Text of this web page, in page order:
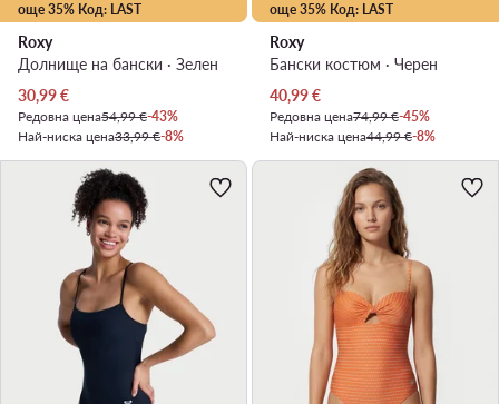
още 35% Код: LAST
Roxy
Долнище на бански · Зелен
Актуална цена
30,99€
Редовна цена54,99 €-43%
Най-ниска цена33,99 €-8%
още 35% Код: LAST
Roxy
Бански костюм · Черен
Актуална цена
40,99€
Редовна цена74,99 €-45%
Най-ниска цена44,99 €-8%